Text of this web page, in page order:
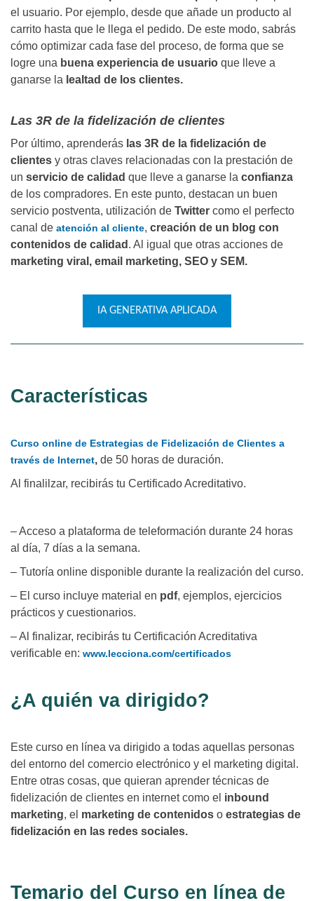
el usuario. Por ejemplo, desde que añade un producto al
carrito hasta que le llega el pedido. De este modo, sabrás
cómo optimizar cada fase del proceso, de forma que se
logre una buena experiencia de usuario que lleve a
ganarse la lealtad de los clientes.
Las 3R de la fidelización de clientes
Por último, aprenderás las 3R de la fidelización de
clientes y otras claves relacionadas con la prestación de
un servicio de calidad que lleve a ganarse la confianza
de los compradores. En este punto, destacan un buen
servicio postventa, utilización de Twitter como el perfecto
canal de atención al cliente, creación de un blog con
contenidos de calidad . Al igual que otras acciones de
marketing viral, email marketing, SEO y SEM.
IA GENERATIVA APLICADA
Características
Curso online de Estrategias de Fidelización de Clientes a
través de Internet, de 50 horas de duración.
Al finalilzar, recibirás tu Certificado Acreditativo.
– Acceso a plataforma de teleformación durante 24 horas
al día, 7 días a la semana.
– Tutoría online disponible durante la realización del curso.
– El curso incluye material en pdf, ejemplos, ejercicios
prácticos y cuestionarios.
– Al finalizar, recibirás tu Certificación Acreditativa
verificable en: www.lecciona.com/certificados
¿A quién va dirigido?
Este curso en línea va dirigido a todas aquellas personas
del entorno del comercio electrónico y el marketing digital.
Entre otras cosas, que quieran aprender técnicas de
fidelización de clientes en internet como el inbound
marketing, el marketing de contenidos o estrategias de
fidelización en las redes sociales.
Temario del Curso en línea de